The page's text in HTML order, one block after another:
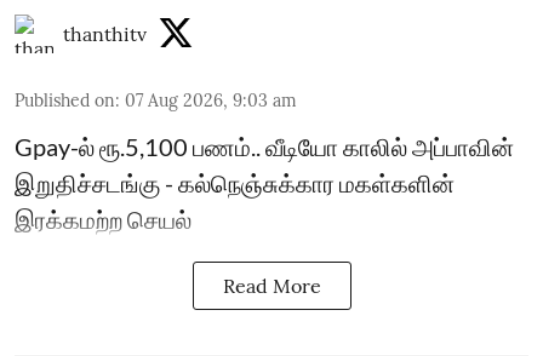
thanthitv
Published on: 07 Aug 2026, 9:03 am
Gpay-ல் ரூ.5,100 பணம்.. வீடியோ காலில் அப்பாவின்
இறுதிச்சடங்கு - கல்நெஞ்சுக்கார மகள்களின்
இரக்கமற்ற செயல்
Read More